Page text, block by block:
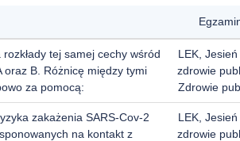
tej samej cechy wśród
oraz B. Różnicę między tymi
za pomocą:
LEK, Jesień
zdrowie
Zdrowie
zakażenia SARS-Cov-2
na kontakt z
LEK, Jesień
zdrowie